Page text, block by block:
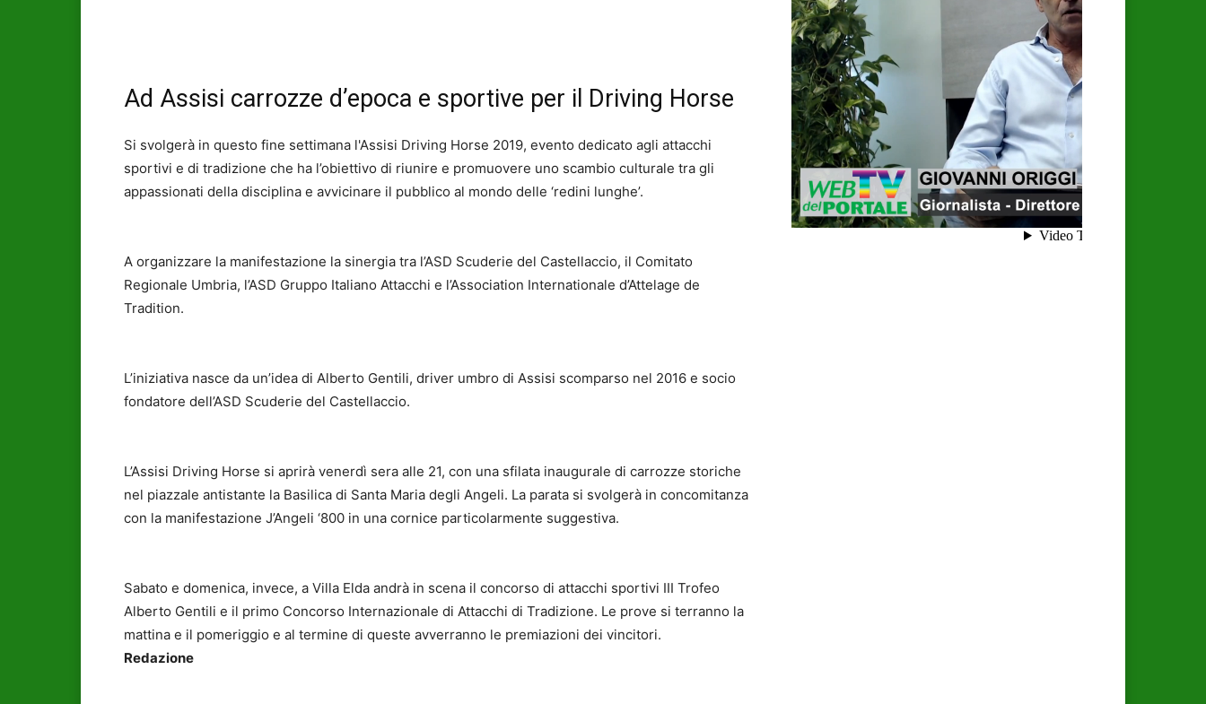
Ad Assisi carrozze d’epoca e sportive per il Driving Horse
Si svolgerà in questo fine settimana l'Assisi Driving Horse 2019, evento dedicato agli attacchi
sportivi e di tradizione che ha l’obiettivo di riunire e promuovere uno scambio culturale tra gli
appassionati della disciplina e avvicinare il pubblico al mondo delle ‘redini lunghe’.
A organizzare la manifestazione la sinergia tra l’ASD Scuderie del Castellaccio, il Comitato
Regionale Umbria, l’ASD Gruppo Italiano Attacchi e l’Association Internationale d’Attelage de
Tradition.
L’iniziativa nasce da un’idea di Alberto Gentili, driver umbro di Assisi scomparso nel 2016 e socio
fondatore dell’ASD Scuderie del Castellaccio.
L’Assisi Driving Horse si aprirà venerdì sera alle 21, con una sfilata inaugurale di carrozze storiche
nel piazzale antistante la Basilica di Santa Maria degli Angeli. La parata si svolgerà in concomitanza
con la manifestazione J’Angeli ‘800 in una cornice particolarmente suggestiva.
Sabato e domenica, invece, a Villa Elda andrà in scena il concorso di attacchi sportivi III Trofeo
Alberto Gentili e il primo Concorso Internazionale di Attacchi di Tradizione. Le prove si terranno la
mattina e il pomeriggio e al termine di queste avverranno le premiazioni dei vincitori.
Redazione